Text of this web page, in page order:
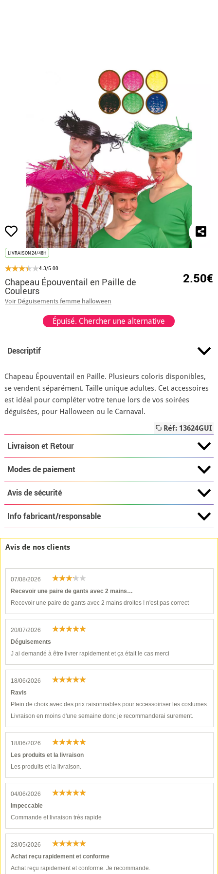
LIVRAISON 24/48H
4.3/5.00
Chapeau Épouventail en Paille de
Couleurs
Voir Déguisements femme halloween
2.50€
Épuisé. Chercher une alternative
Descriptif
Chapeau Épouventail en Paille. Plusieurs coloris disponibles,
se vendent séparément. Taille unique adultes. Cet accessoires
est idéal pour compléter votre tenue lors de vos soirées
déguisées, pour Halloween ou le Carnaval.
Réf: 13624GUI
Livraison et Retour
Modes de paiement
Avis de sécurité
Info fabricant/responsable
Avis de nos clients
07/08/2026
Recevoir une paire de gants avec 2 mains…
Recevoir une paire de gants avec 2 mains droites ! n'est pas correct
20/07/2026
Déguisements
J ai demandé à être livrer rapidement et ça était le cas merci
18/06/2026
Ravis
Plein de choix avec des prix raisonnables pour accessoiriser les costumes.
Livraison en moins d'une semaine donc je recommanderai surement.
18/06/2026
Les produits et la livraison
Les produits et la livraison.
04/06/2026
Impeccable
Commande et livraison très rapide
28/05/2026
Achat reçu rapidement et conforme
Achat reçu rapidement et conforme. Je recommande.